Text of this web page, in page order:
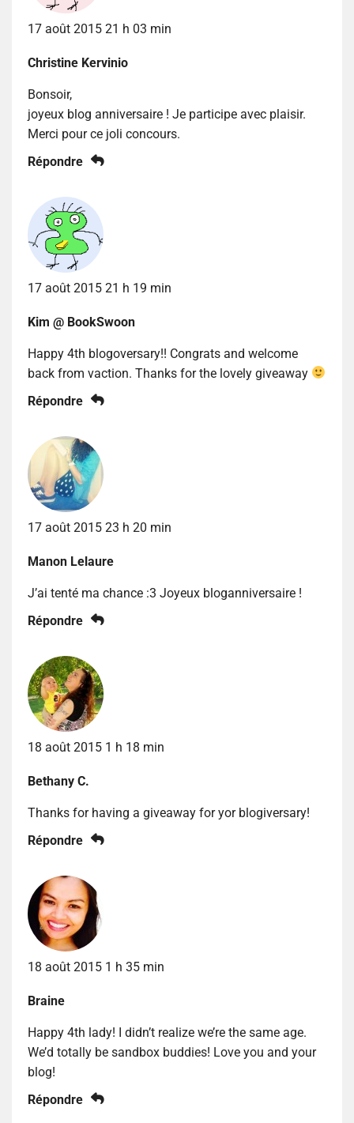
17 août 2015 21 h 03 min
Christine Kervinio
Bonsoir,
joyeux blog anniversaire ! Je participe avec plaisir.
Merci pour ce joli concours.
Répondre
17 août 2015 21 h 19 min
Kim @ BookSwoon
Happy 4th blogoversary!! Congrats and welcome
back from vaction. Thanks for the lovely giveaway
Répondre
17 août 2015 23 h 20 min
Manon Lelaure
J’ai tenté ma chance :3 Joyeux bloganniversaire !
Répondre
18 août 2015 1 h 18 min
Bethany C.
Thanks for having a giveaway for yor blogiversary!
Répondre
18 août 2015 1 h 35 min
Braine
Happy 4th lady! I didn’t realize we’re the same age.
We’d totally be sandbox buddies! Love you and your
blog!
Répondre